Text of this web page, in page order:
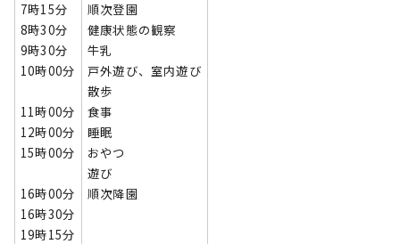
7時15分
8時30分
9時30分
10時00分
11時00分
12時00分
15時00分
16時00分
16時30分
19時15分
順次登園
健康状態の観察
牛乳
戸外遊び、室内遊び
散歩
食事
睡眠
おやつ
遊び
順次降園